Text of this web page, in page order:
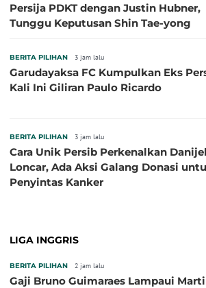
Persija PDKT dengan Justin Hubner,
Tunggu Keputusan Shin Tae-yong
BERITA PILIHAN 3 jam lalu
Garudayaksa FC Kumpulkan Eks
Kali Ini Giliran Paulo Ricardo
BERITA PILIHAN 3 jam lalu
Cara Unik Persib Perkenalkan Danijel
Loncar, Ada Aksi Galang Donasi
Penyintas Kanker
LIGA INGGRIS
BERITA PILIHAN 2 jam lalu
Gaji Bruno Guimaraes Lampaui